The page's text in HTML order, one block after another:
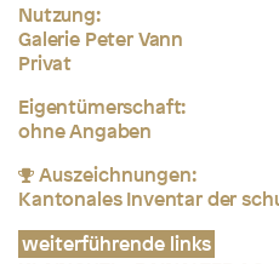
Nutzung:
Galerie Peter Vann
Privat
Eigentümerschaft:
ohne Angaben
Auszeichnungen:
Kantonales Inventar der
weiterführende links